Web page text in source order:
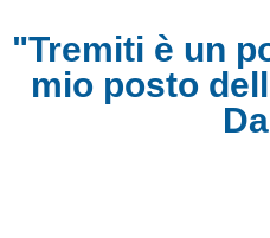
"Tremiti è un
mio posto